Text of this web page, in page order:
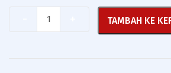
Quantity
TAMBAH KE